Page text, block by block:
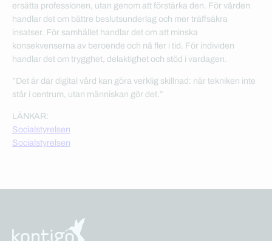
ersätta professionen, utan genom att förstärka den. För vården
handlar det om bättre beslutsunderlag och mer träffsäkra
insatser. För samhället handlar det om att minska
konsekvenserna av beroende och nå fler i tid. För individen
handlar det om trygghet, delaktighet och stöd i vardagen.
”Det är där digital vård kan göra verklig skillnad: när tekniken inte
står i centrum, utan människan gör det.”
LÄNKAR:
Socialstyrelsen
Socialstyrelsen